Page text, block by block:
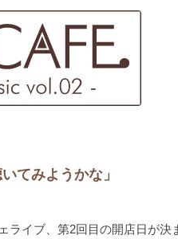
てみようかな」
ライブ、第2回目の開店日が決